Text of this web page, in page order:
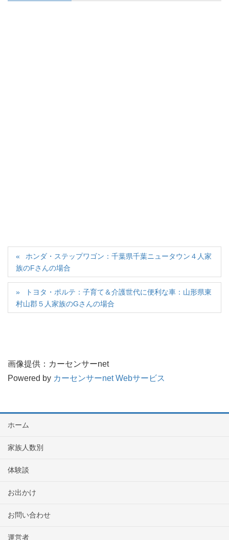
ホンダ・ステップワゴン：千葉県千葉ニュータウン４人家
族のFさんの場合
トヨタ・ポルテ：子育て＆介護世代に便利な車：山形県東
村山郡５人家族のGさんの場合
画像提供：カーセンサーnet
Powered by カーセンサーnet Webサービス
ホーム
家族人数別
体験談
お出かけ
お問い合わせ
運営者